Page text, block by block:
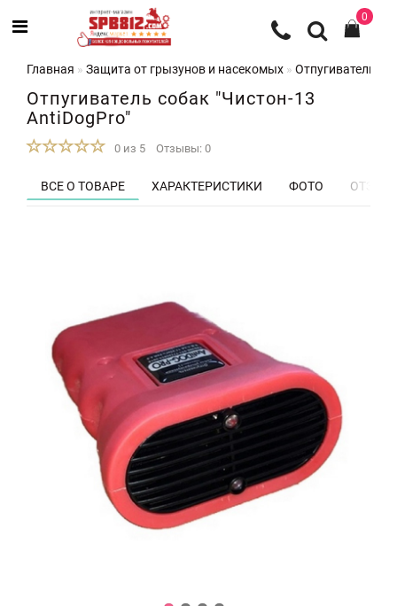
0
Главная Защита от грызунов и насекомых Отпугиватели
Отпугиватель собак "Чистон-13
AntiDogPro"
0 из 5 Отзывы: 0
ВСЕ О ТОВАРЕ ХАРАКТЕРИСТИКИ ФОТО